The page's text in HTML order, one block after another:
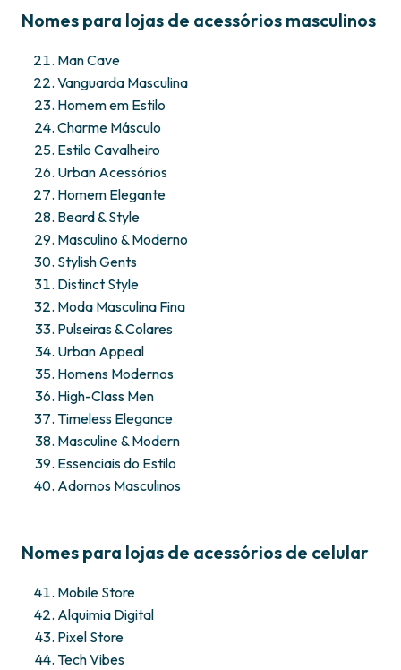
Nomes para lojas de acessórios masculinos
Man Cave
Vanguarda Masculina
Homem em Estilo
Charme Másculo
Estilo Cavalheiro
Urban Acessórios
Homem Elegante
Beard & Style
Masculino & Moderno
Stylish Gents
Distinct Style
Moda Masculina Fina
Pulseiras & Colares
Urban Appeal
Homens Modernos
High-Class Men
Timeless Elegance
Masculine & Modern
Essenciais do Estilo
Adornos Masculinos
Nomes para lojas de acessórios de celular
Mobile Store
Alquimia Digital
Pixel Store
Tech Vibes